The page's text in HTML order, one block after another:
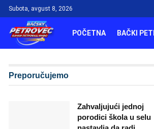
Subota, avgust 8, 2026
POČETNA BAČKI
Preporučujemo
Zahvaljujući jednoj
porodici škola u selu